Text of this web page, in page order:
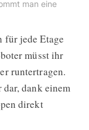
man eine
für jede Etage
müsst ihr
runtertragen.
dank einem
direkt